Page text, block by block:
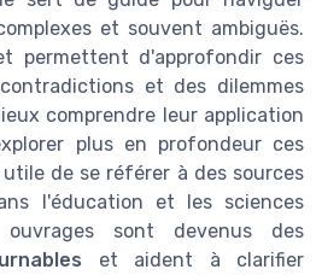
et souvent ambiguës.
permettent d'approfondir ces
et des dilemmes
comprendre leur application
plus en profondeur ces
de se référer à des sources
l'éducation et les sciences
ouvrages sont devenus des
et aident à clarifier